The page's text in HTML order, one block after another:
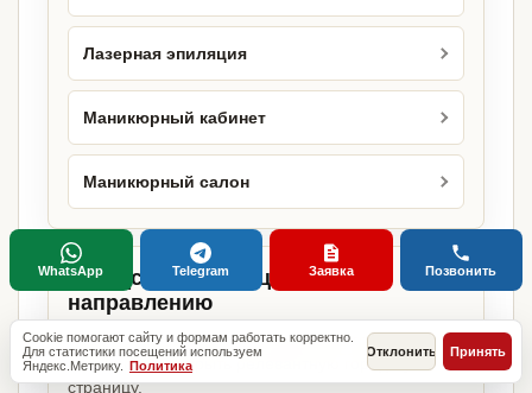
Лазерная эпиляция
Маникюрный кабинет
Маникюрный салон
Городские страницы по этому
направлению
Если объект работает в конкретном городе,
можно сразу открыть релевантную городскую
страницу.
Cookie помогают сайту и формам работать корректно.
Для статистики посещений используем
Яндекс.Метрику. Политика
Отклонить Принять
WhatsApp Telegram Заявка Позвонить